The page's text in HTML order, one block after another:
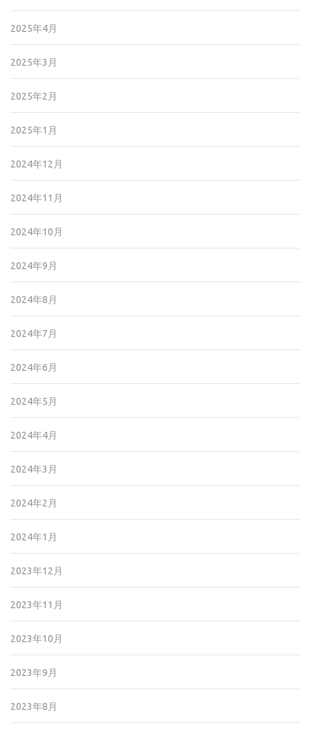
2025年4月
2025年3月
2025年2月
2025年1月
2024年12月
2024年11月
2024年10月
2024年9月
2024年8月
2024年7月
2024年6月
2024年5月
2024年4月
2024年3月
2024年2月
2024年1月
2023年12月
2023年11月
2023年10月
2023年9月
2023年8月